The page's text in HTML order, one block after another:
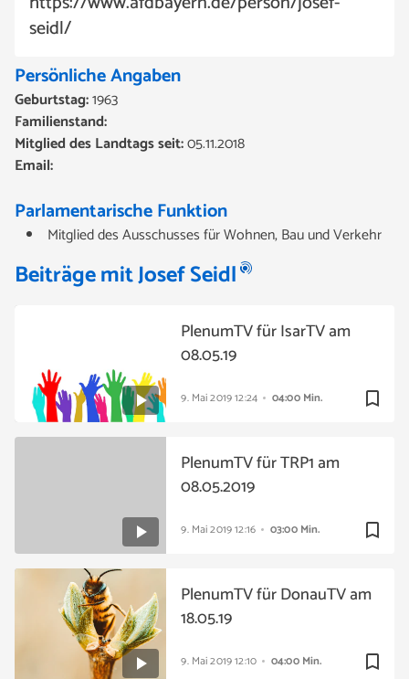
seidl/
Persönliche Angaben
Geburtstag:1963
Familienstand:
Mitglied des Landtags seit:05.11.2018
Email:
Parlamentarische Funktion
Mitglied des Ausschusses für Wohnen, Bau und Verkehr
Beiträge mit Josef Seidl
bookmark_border
9. Mai 201912:24 04:00 Min.
PlenumTV für IsarTV am
08.05.19
bookmark_border
9. Mai 201912:16 03:00 Min.
PlenumTV für TRP1 am
08.05.2019
bookmark_border
9. Mai 201912:10 04:00 Min.
PlenumTV für DonauTV am
18.05.19